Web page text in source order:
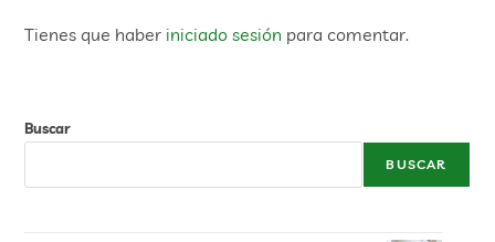
Tienes que haber iniciado sesión para comentar.
Buscar
BUSCAR